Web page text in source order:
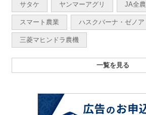
サタケ ヤンマーアグリ JA全農
スマート農業 ハスクバーナ・ゼノア
三菱マヒンドラ農機
一覧を見る